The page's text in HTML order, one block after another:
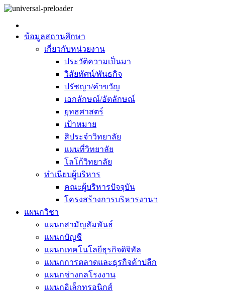
ข้อมูลสถานศึกษา
เกี่ยวกับหน่วยงาน
ประวัติความเป็นมา
วิสัยทัศน์/พันธกิจ
ปรัชญา/คำขวัญ
เอกลักษณ์/อัตลักษณ์
ยุทธศาสตร์
เป้าหมาย
สิประจำวิทยาลัย
แผนที่วิทยาลัย
โลโก้วิทยาลัย
ทำเนียบผู้บริหาร
คณะผู้บริหารปัจจุบัน
โครงสร้างการบริหารงานฯ
แผนกวิชา
แผนกสามัญสัมพันธ์
แผนกบัญชี
แผนกเทคโนโลยีธุรกิจดิจิทัล
แผนกการตลาดและธุรกิจค้าปลีก
แผนกช่างกลโรงงาน
แผนกอิเล็กทรอนิกส์